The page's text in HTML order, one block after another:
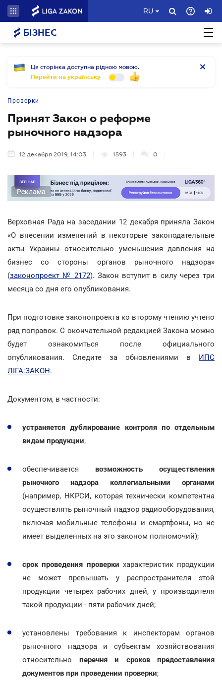
RU
БІЗНЕС
Ця сторінка доступна рідною мовою.
Перейти на українську
Проверки
Принят Закон о реформе
рыночного надзора
12 декабря 2019, 14:03 1593 0
Реклама
Верховная Рада на заседании 12 декабря приняла Закон
«О внесении изменений в некоторые законодательные
акты Украины относительно уменьшения давления на
бизнес со стороны органов рыночного надзора»
(законопроект № 2172). Закон вступит в силу через три
месяца со дня его опубликования.
При подготовке законопроекта ко второму чтению учтено
ряд поправок. С окончательной редакцией Закона можно
будет ознакомиться после официального
опубликования. Следите за обновлениями в ИПС
ЛІГА:ЗАКОН.
Документом, в частности:
устраняется дублирование контроля по отдельным
видам продукции;
обеспечивается возможность осуществления
рыночного надзора коллегиальными органами
(например, НКРСИ, которая технически компетентна
осуществлять рыночный надзор радиооборудования,
включая мобильные телефоны и смартфоны, но не
имеет выделенных на это законом полномочий);
срок проведения проверки характеристик продукции
не может превышать у распространителя этой
продукции четырех рабочих дней, у производителя
такой продукции - пяти рабочих дней;
установлены требования к инспекторам органов
рыночного надзора и субъектам хозяйствования
относительно перечня и сроков предоставления
документов при проведении проверки;